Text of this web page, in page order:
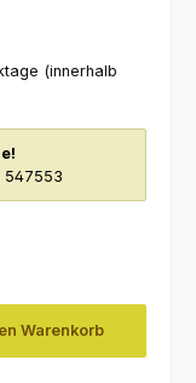
(innerhalb
547553
nicht verfügbar.)
zurzeit nicht verfügbar.)
Option ist zurzeit nicht
Warenkorb